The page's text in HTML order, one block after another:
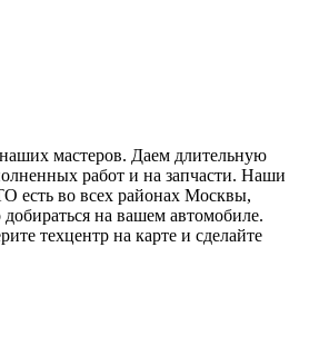
мастеров. Даем длительную
работ и на запчасти. Наши
есть во всех районах Москвы,
на вашем автомобиле.
техцентр на карте и сделайте